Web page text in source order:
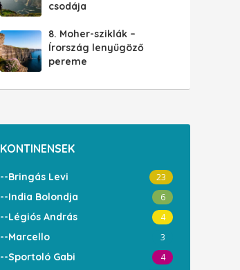
csodája
8. Moher-sziklák –
Írország lenyűgöző
pereme
KONTINENSEK
--Bringás Levi 23
--India Bolondja 6
--Légiós András 4
--Marcello 3
--Sportoló Gabi 4